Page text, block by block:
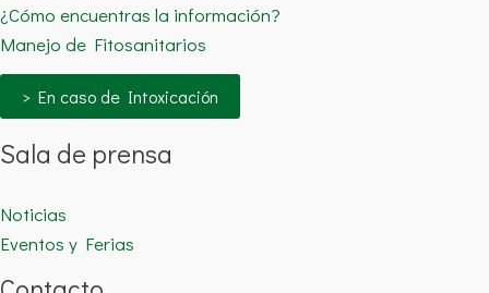
¿Cómo encuentras la información?
Manejo de Fitosanitarios
> En caso de Intoxicación
Sala de prensa
Noticias
Eventos y Ferias